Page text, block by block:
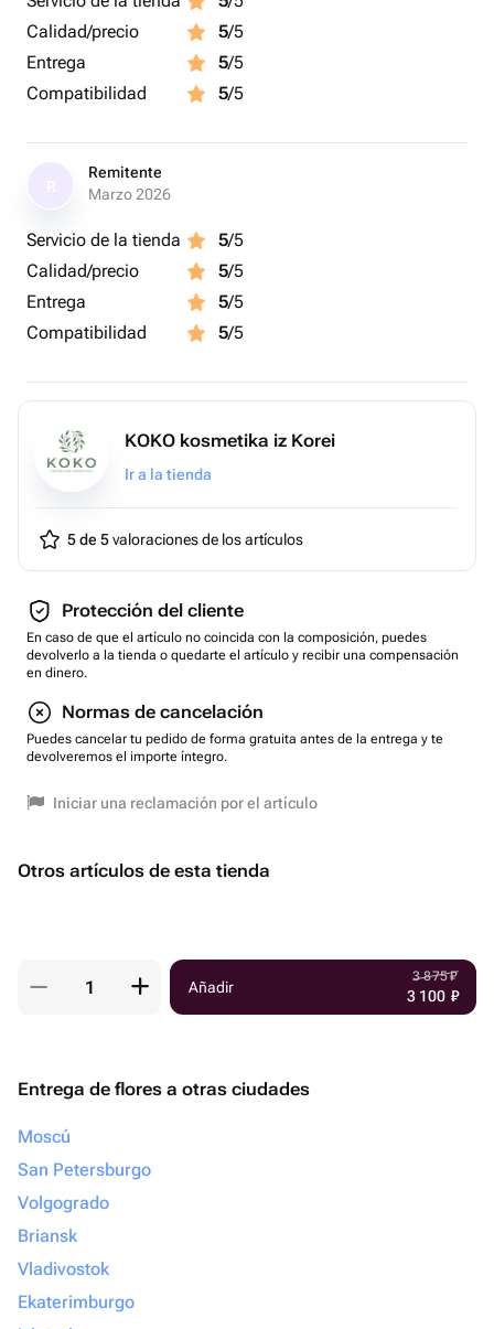
Calidad/precio
5/5
Entrega
5/5
Compatibilidad
5/5
Remitente
Marzo 2026
Servicio de la tienda 5/5
Calidad/precio
5/5
Entrega
5/5
Compatibilidad
5/5
KOKO kosmetika iz Korei
Ir a la tienda
5 de 5valoraciones de los artículos
Protección del cliente
En caso de que el artículo no coincida con la composición, puedes
devolverlo a la tienda o quedarte el artículo y recibir una compensación
en dinero.
Normas de cancelación
Puedes cancelar tu pedido de forma gratuita antes de la entrega y te
devolveremos el importe íntegro.
Iniciar una reclamación por el artículo
Otros artículos de esta tienda
Añadir
3 875₽
3 100 ₽
Entrega de flores a otras ciudades
Moscú
San Petersburgo
Volgogrado
Briansk
Vladivostok
Ekaterimburgo